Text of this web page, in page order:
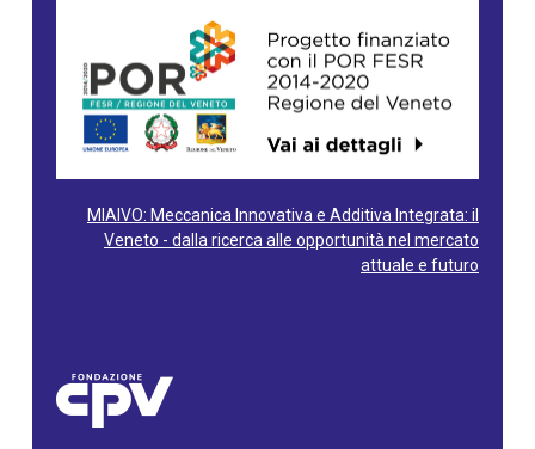
MIAIVO: Meccanica Innovativa e Additiva Integrata: il
Veneto - dalla ricerca alle opportunità nel mercato
attuale e futuro